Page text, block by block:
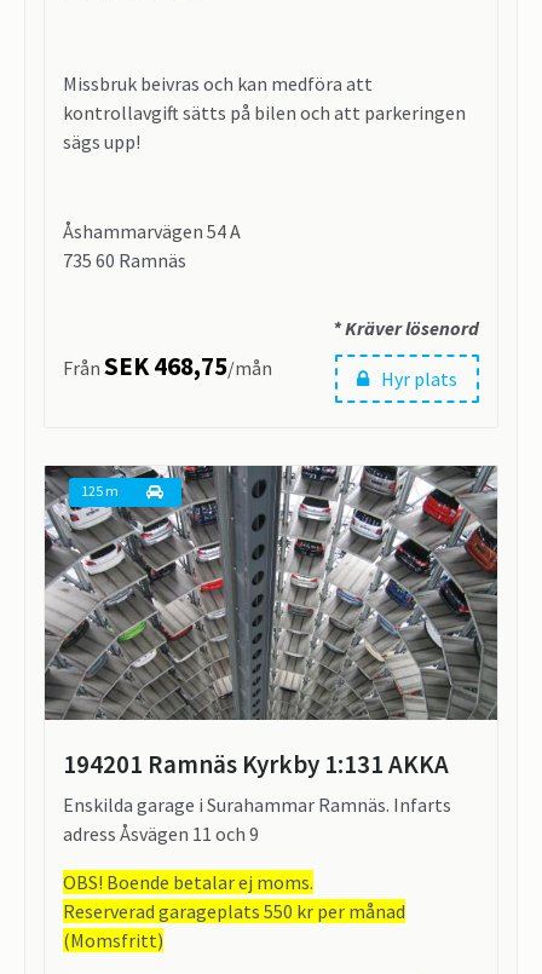
Missbruk beivras och kan medföra att
kontrollavgift sätts på bilen och att parkeringen
sägs upp!
Åshammarvägen 54 A
735 60 Ramnäs
* Kräver lösenord
Hyr plats
Från SEK 468,75/mån
125 m
194201 Ramnäs Kyrkby 1:131 AKKA
Enskilda garage i Surahammar Ramnäs. Infarts
adress Åsvägen 11 och 9
OBS! Boende betalar ej moms.
Reserverad garageplats 550 kr per månad
(Momsfritt)